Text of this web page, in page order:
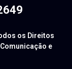
os Direitos
e